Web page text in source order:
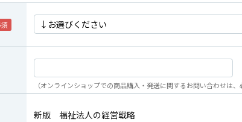
（オンラインショップでの商品購入・発送に関するお問い合わせは、
新版 福祉法人の経営戦略